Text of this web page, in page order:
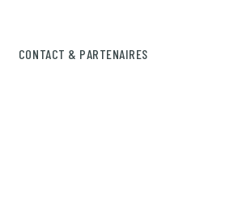
CONTACT & PARTENAIRES